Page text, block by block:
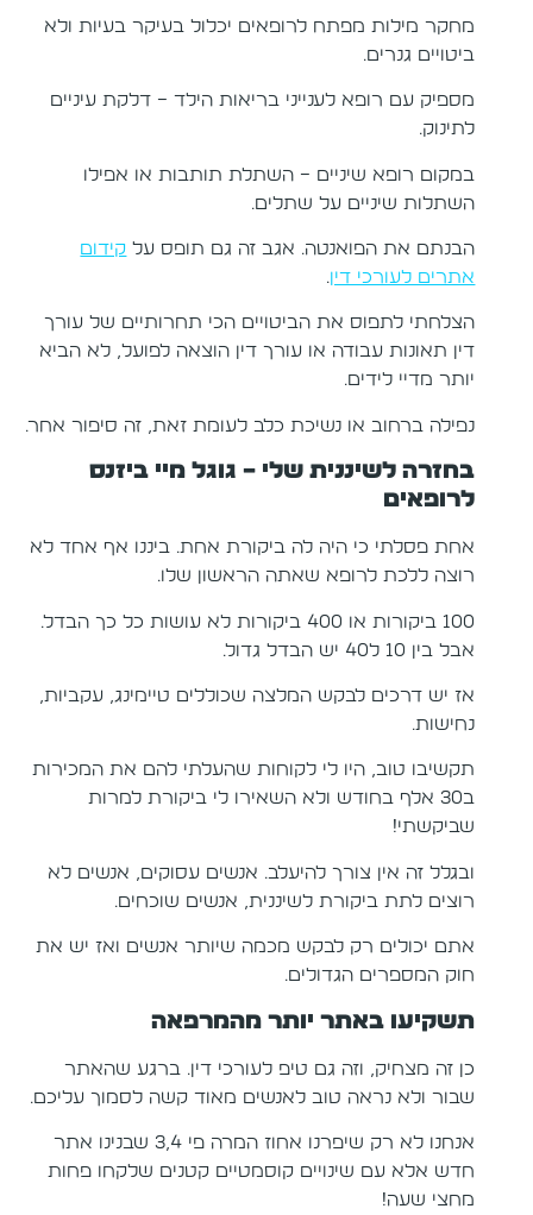
מחקר מילות מפתח לרופאים יכלול בעיקר בעיות ולא
ביטויים גנרים.
מספיק עם רופא לענייני בריאות הילד – דלקת עיניים
לתינוק.
במקום רופא שיניים – השתלת תותבות או אפילו
השתלות שיניים על שתלים.
הבנתם את הפואנטה. אגב זה גם תופס עלקידום
אתרים לעורכי דין.
הצלחתי לתפוס את הביטויים הכי תחרותיים של עורך
דין תאונות עבודה או עורך דין הוצאה לפועל, לא הביא
יותר מדיי לידים.
נפילה ברחוב או נשיכת כלב לעומת זאת, זה סיפור אחר.
בחזרה לשיננית שלי – גוגל מיי ביזנס
לרופאים
אחת פסלתי כי היה לה ביקורת אחת. ביננו אף אחד לא
רוצה ללכת לרופא שאתה הראשון שלו.
100 ביקורות או 400 ביקורות לא עושות כל כך הבדל.
אבל בין 10 ל40 יש הבדל גדול.
אז יש דרכים לבקש המלצה שכוללים טיימינג, עקביות,
נחישות.
תקשיבו טוב, היו לי לקוחות שהעלתי להם את המכירות
ב30 אלף בחודש ולא השאירו לי ביקורת למרות
שביקשתי!
ובגלל זה אין צורך להיעלב. אנשים עסוקים, אנשים לא
רוצים לתת ביקורת לשיננית, אנשים שוכחים.
אתם יכולים רק לבקש מכמה שיותר אנשים ואז יש את
חוק המספרים הגדולים.
תשקיעו באתר יותר מהמרפאה
כן זה מצחיק, וזה גם טיפ לעורכי דין. ברגע שהאתר
שבור ולא נראה טוב לאנשים מאוד קשה לסמוך עליכם.
אנחנו לא רק שיפרנו אחוז המרה פי 3,4 שבנינו אתר
חדש אלא עם שינויים קוסמטיים קטנים שלקחו פחות
מחצי שעה!